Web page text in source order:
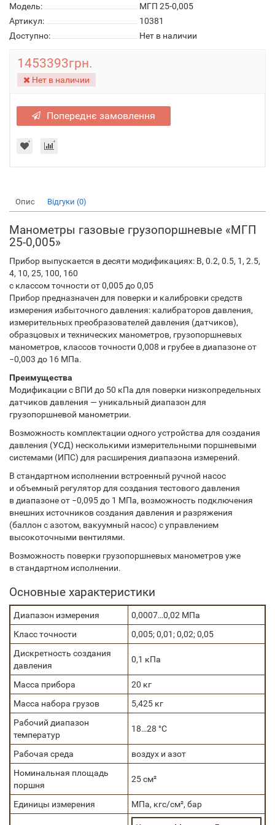
Модель:
МГП 25-0,005
Артикул:
10381
Доступно:
Нет в наличии
1453393грн.
Нет в наличии
Попереднє замовлення
Опис Відгуки (0)
Манометры газовые грузопоршневые «МГП
25-0,005»
Прибор выпускается в десяти модификациях: В, 0.2, 0.5, 1, 2.5,
4, 10, 25, 100, 160
с классом точности от 0,005 до 0,05
Прибор предназначен для поверки и калибровки средств
измерения избыточного давления: калибраторов давления,
измерительных преобразователей давления (датчиков),
образцовых и технических манометров, грузопоршневых
манометров, классов точности 0,008 и грубее в диапазоне от
−0,003 до 16 МПа.
Преимущества
Модификации с ВПИ до 50 кПа для поверки низкопредельных
датчиков давления — уникальный диапазон для
грузопоршневой манометрии.
Возможность комплектации одного устройства для создания
давления (УСД) несколькими измерительными поршневыми
системами (ИПС) для расширения диапазона измерений.
В стандартном исполнении встроенный ручной насос
и объемный регулятор для создания тестового давления
в диапазоне от −0,095 до 1 МПа, возможность подключения
внешних источников создания давления и разряжения
(баллон с азотом, вакуумный насос) с управлением
высокоточными вентилями.
Возможность поверки грузопоршневых манометров уже
в стандартном исполнении.
Основные характеристики
Диапазон измерения
0,0007…0,02 МПа
Класс точности
0,005; 0,01; 0,02; 0,05
Дискретность создания
давления
0,1 кПа
Масса прибора
20 кг
Масса набора грузов
5,425 кг
Рабочий диапазон
температур
18…28 °C
Рабочая среда
воздух и азот
Номинальная площадь
поршня
25 см²
Единицы измерения МПа, кгс/см², бар